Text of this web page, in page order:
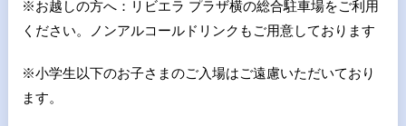
※お越しの方へ：リビエラ プラザ横の総合駐車場をご利用
ください。ノンアルコールドリンクもご用意しております
※小学生以下のお子さまのご入場はご遠慮いただいており
ます。